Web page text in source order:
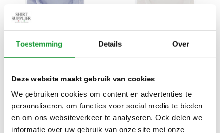
Toestemming Details Over
Deze website maakt gebruik van cookies
We gebruiken cookies om content en advertenties te
personaliseren, om functies voor social media te bieden
en om ons websiteverkeer te analyseren. Ook delen we
informatie over uw gebruik van onze site met onze
GANT HEREN OVERHEMD
LICHTBLAUW KORTE
MOUW
€84,00
GANT HEREN OVERHEMD
WIT KORTE MOUW
€84,00